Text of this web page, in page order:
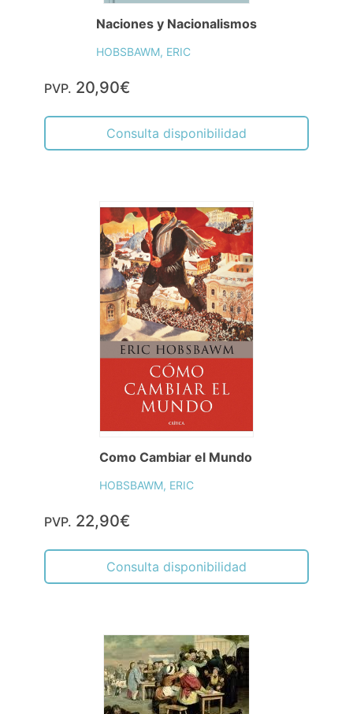
Naciones y Nacionalismos
HOBSBAWM, ERIC
PVP. 20,90€
Consulta disponibilidad
Como Cambiar el Mundo
HOBSBAWM, ERIC
PVP. 22,90€
Consulta disponibilidad